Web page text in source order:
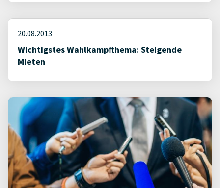
20.08.2013
Wichtigstes Wahlkampfthema: Steigende
Mieten